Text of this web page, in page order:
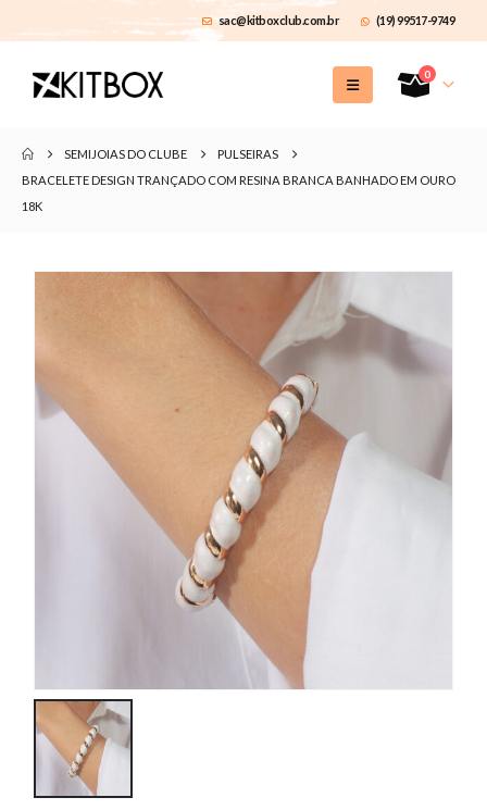
sac@kitboxclub.com.br (19) 99517-9749
0
SEMIJOIAS DO CLUBE
PULSEIRAS
BRACELETE DESIGN TRANÇADO COM RESINA BRANCA BANHADO EM OURO
18K